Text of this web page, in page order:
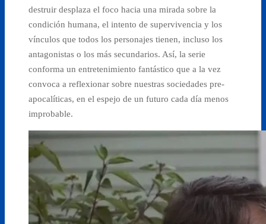
destruir desplaza el foco hacia una mirada sobre la
condición humana, el intento de supervivencia y los
vínculos que todos los personajes tienen, incluso los
antagonistas o los más secundarios. Así, la serie
conforma un entretenimiento fantástico que a la vez
convoca a reflexionar sobre nuestras sociedades pre-
apocalíticas, en el espejo de un futuro cada día menos
improbable.